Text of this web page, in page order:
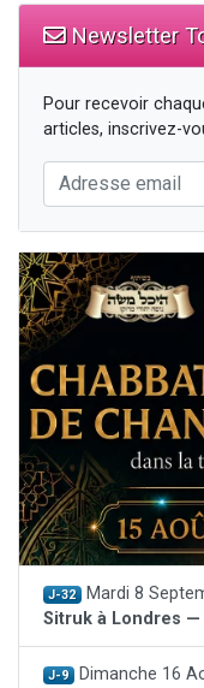
Newsletter
Pour recevoir
articles, inscrivez-
J-32 Mardi 8
Sitruk à Londres —
J-9 Dimanche 16